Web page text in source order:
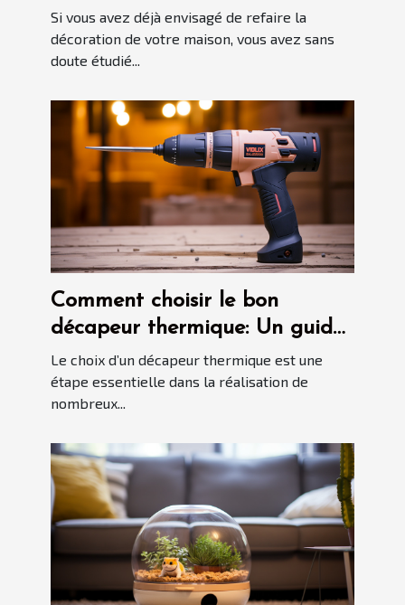
peint sur-mesure
Si vous avez déjà envisagé de refaire la
décoration de votre maison, vous avez sans
doute étudié...
Comment choisir le bon
décapeur thermique: Un guide
détaillé
Le choix d’un décapeur thermique est une
étape essentielle dans la réalisation de
nombreux...